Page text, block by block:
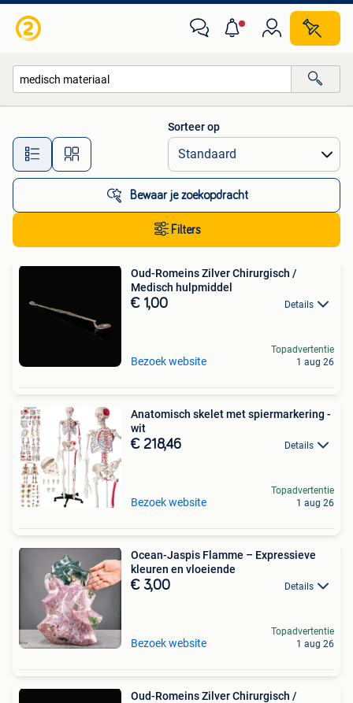
Alle afstanden…
Sorteer op
Bewaar je zoekopdracht
Filters
Oud-Romeins Zilver Chirurgisch /
Medisch hulpmiddel
€ 1,00 Details
Bezoek website
Topadvertentie
1 aug 26
Anatomisch skelet met spiermarkering -
wit
€ 218,46 Details
Bezoek website
Topadvertentie
1 aug 26
Ocean-Jaspis Flamme – Expressieve
kleuren en vloeiende
€ 3,00 Details
Bezoek website
Topadvertentie
1 aug 26
Oud-Romeins Zilver Chirurgisch /